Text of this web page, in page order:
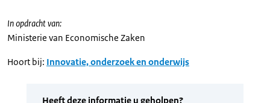
In opdracht van:
Ministerie van Economische Zaken
Hoort bij: Innovatie, onderzoek en onderwijs